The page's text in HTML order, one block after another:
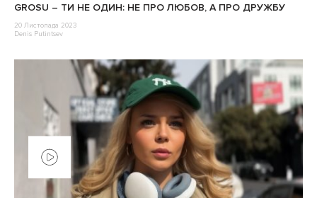
GROSU – ТИ НЕ ОДИН: НЕ ПРО ЛЮБОВ, А ПРО ДРУЖБУ
20 Листопада 2023
Denis Putintsev